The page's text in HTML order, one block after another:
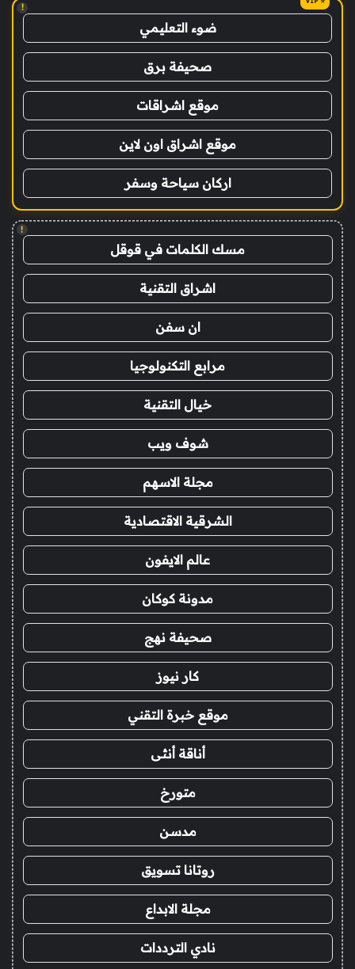
!
ضوء التعليمي
صحيفة برق
موقع اشراقات
موقع اشراق اون لاين
اركان سياحة وسفر
!
مسك الكلمات في قوقل
اشراق التقنية
ان سفن
مرابع التكنولوجيا
خيال التقنية
شوف ويب
مجلة الاسهم
الشرقية الاقتصادية
عالم الايفون
مدونة كوكان
صحيفة نهج
كار نيوز
موقع خبرة التقني
أناقة أنثى
متورخ
مدسن
روتانا تسويق
مجلة الابداع
نادي الترددات